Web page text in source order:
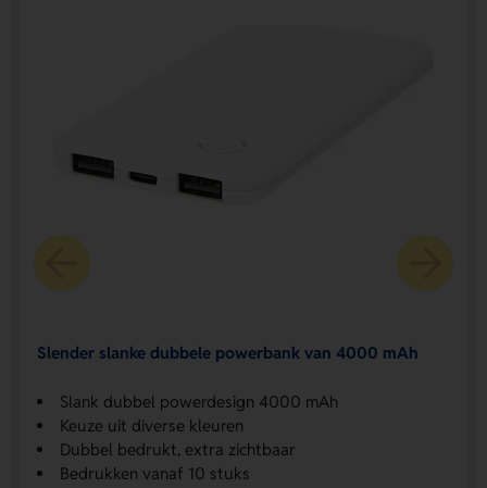
Slender slanke dubbele powerbank van 4000 mAh
Slank dubbel powerdesign 4000 mAh
Keuze uit diverse kleuren
Dubbel bedrukt, extra zichtbaar
Bedrukken vanaf 10 stuks